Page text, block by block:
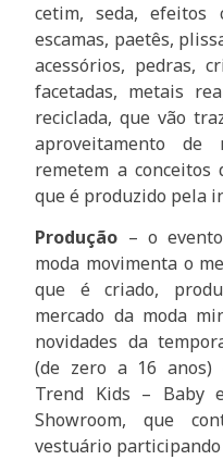
cetim, seda, efeitos
escamas, paetês,
acessórios, pedras,
facetadas, metais
reciclada, que vão
aproveitamento de
remetem a
que é produzido pela
Produção – o
moda movimenta o
que é criado,
mercado da moda
novidades da
(de zero a 16 anos)
Trend Kids – Baby
Showroom, que
vestuário